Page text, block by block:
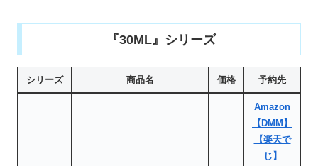
『30ML』シリーズ
シリーズ 商品名 価格 予約先
Amazon
【DMM】
【楽天で
じ】